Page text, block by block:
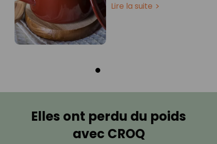
Lire la suite
Elles ont perdu du poids
avec CROQ